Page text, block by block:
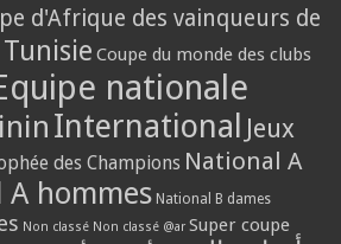
d'Afrique des vainqueurs de
Coupe du monde des clubs
nationale
International Jeux
des Champions National A
A hommes National B dames
Non classé Non classé @ar Super coupe